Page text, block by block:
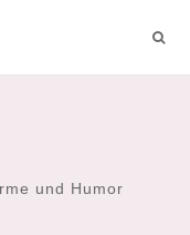
und Humor